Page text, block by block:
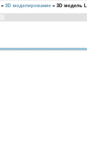
» 3D моделирование » 3D модель